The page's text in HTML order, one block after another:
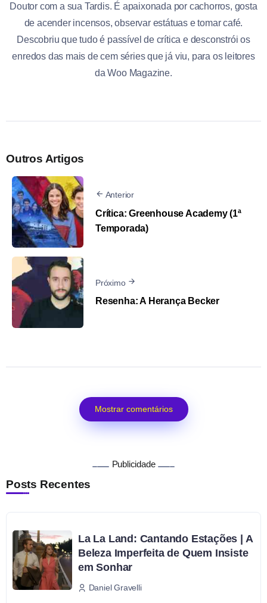
Doutor com a sua Tardis. É apaixonada por cachorros, gosta
de acender incensos, observar estátuas e tomar café.
Descobriu que tudo é passível de crítica e desconstrói os
enredos das mais de cem séries que já viu, para os leitores
da Woo Magazine.
Outros Artigos
Anterior
Crítica: Greenhouse Academy (1ª
Temporada)
Próximo
Resenha: A Herança Becker
Mostrar comentários
Publicidade
Posts Recentes
La La Land: Cantando Estações | A
Beleza Imperfeita de Quem Insiste
em Sonhar
Daniel Gravelli